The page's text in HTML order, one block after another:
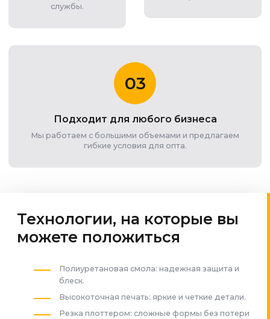
службы.
03
Подходит для любого бизнеса
Мы работаем с большими объемами и предлагаем
гибкие условия для опта.
Технологии, на которые вы
можете положиться
Полиуретановая смола: надежная защита и
блеск.
Высокоточная печать: яркие и четкие детали.
Резка плоттером: сложные формы без потери